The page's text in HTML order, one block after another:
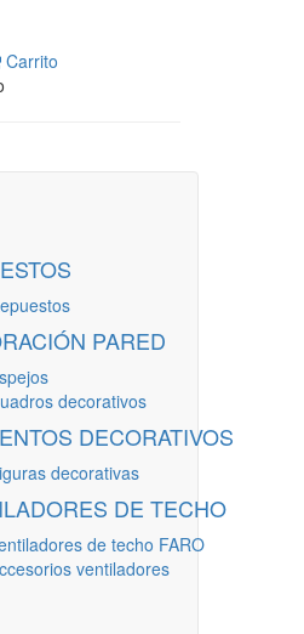
Carrito
PARED
decorativos
DECORATIVOS
decorativas
DE TECHO
de techo FARO
ventiladores